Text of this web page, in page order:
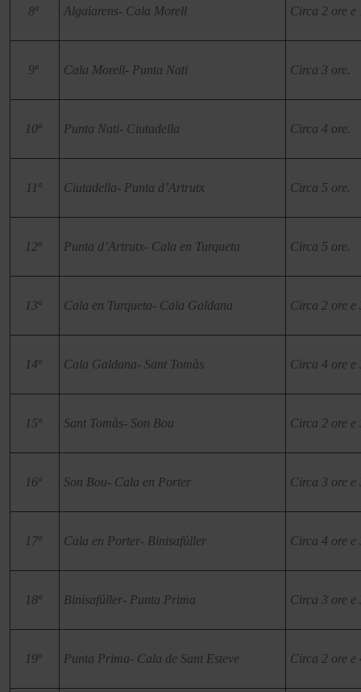
8ª Algaiarens- Cala Morell Circa 2 ore e
9ª Cala Morell- Punta Nati Circa 3 ore.
10ª Punta Nati- Ciutadella Circa 4 ore.
11ª Ciutadella- Punta d’Artrutx Circa 5 ore.
12ª Punta d’Artrutx- Cala en Turqueta Circa 5 ore.
13ª Cala en Turqueta- Cala Galdana Circa 2 ore e
14ª Cala Galdana- Sant Tomàs Circa 4 ore e
15ª Sant Tomàs- Son Bou Circa 2 ore e
16ª Son Bou- Cala en Porter Circa 3 ore e
17ª Cala en Porter- Binisafúller Circa 4 ore e
18ª Binisafúller- Punta Prima Circa 3 ore e
19ª Punta Prima- Cala de Sant Esteve Circa 2 ore e